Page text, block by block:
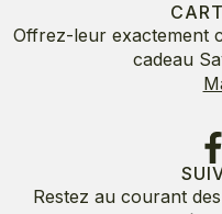
Offrez-leur exactement
cadeau
Restez au courant